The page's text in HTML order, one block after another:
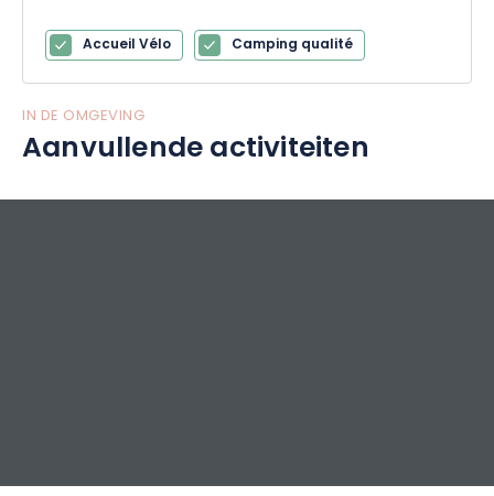
Accueil Vélo Camping qualité
IN DE OMGEVING
Aanvullende activiteiten